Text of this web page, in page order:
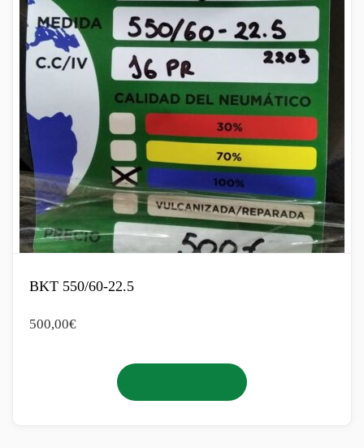
BKT 550/60-22.5
500,00€